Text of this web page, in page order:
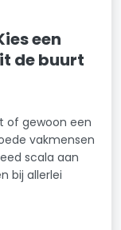
een
de buurt
of gewoon een
vakmensen
scala aan
bij allerlei